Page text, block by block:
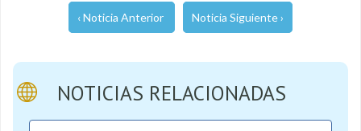
‹ Noticia Anterior Noticia Siguiente ›
NOTICIAS RELACIONADAS